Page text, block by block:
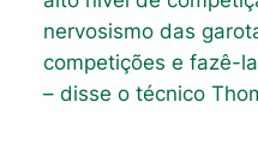
nervosismo das
competições e fazê-
– disse o técnico